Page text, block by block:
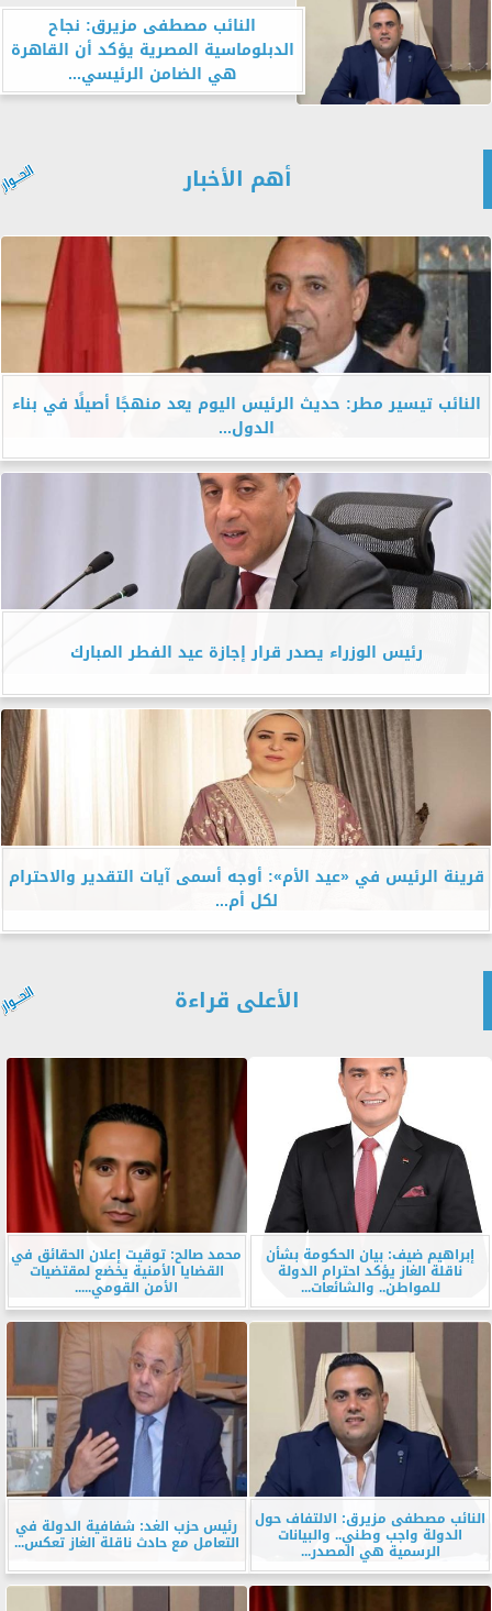
النائب مصطفى مزيرق: نجاح
الدبلوماسية المصرية يؤكد أن القاهرة
هي الضامن الرئيسي...
أهم الأخبار
النائب تيسير مطر: حديث الرئيس اليوم يعد منهجًا أصيلًا في بناء
الدول...
رئيس الوزراء يصدر قرار إجازة عيد الفطر المبارك
قرينة الرئيس في «عيد الأم»: أوجه أسمى آيات التقدير والاحترام
لكل أم...
الأعلى قراءة
إبراهيم ضيف: بيان الحكومة بشأن
ناقلة الغاز يؤكد احترام الدولة
للمواطن.. والشائعات...
محمد صالح: توقيت إعلان الحقائق في
القضايا الأمنية يخضع لمقتضيات
الأمن القومي.....
النائب مصطفى مزيرق: الالتفاف حول
الدولة واجب وطني.. والبيانات
الرسمية هي المصدر...
رئيس حزب الغد: شفافية الدولة في
التعامل مع حادث ناقلة الغاز تعكس...